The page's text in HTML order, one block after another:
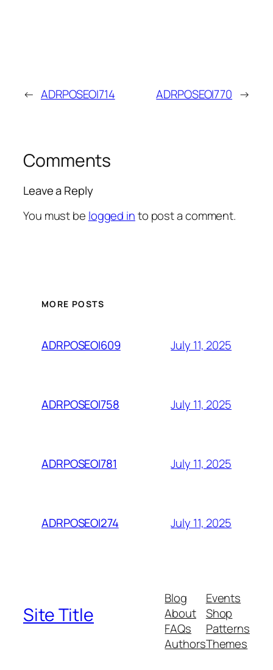
← ADRPOSEOI714 ADRPOSEOI770 →
Comments
Leave a Reply
You must be logged into post a comment.
MORE POSTS
ADRPOSEOI609 July 11, 2025
ADRPOSEOI758 July 11, 2025
ADRPOSEOI781 July 11, 2025
ADRPOSEOI274 July 11, 2025
Site Title
Blog
About
FAQs
Authors
Events
Shop
Patterns
Themes